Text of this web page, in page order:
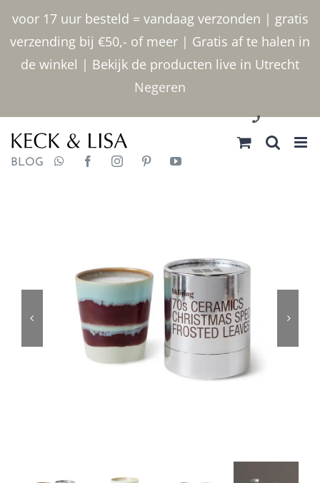
voor 17 uur besteld = vandaag verzonden | gratis
verzending bij €50,- of meer | Gratis af te halen in
de winkel | Bekijk de producten live in Utrecht
Negeren
inhoud
030 2400000
BLOG